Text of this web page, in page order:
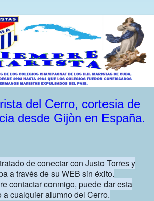
del Cerro, cortesia de
desde Gijòn en España.
de conectar con Justo Torres y
a través de su WEB sin éxito.
contactar conmigo, puede dar esta
cualquier alumno del Cerro.